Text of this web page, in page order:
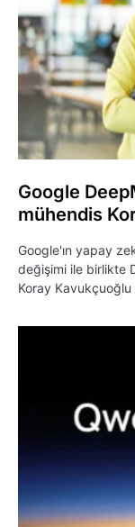
Google
mühendis
Google'ın yapay
değişimi ile birlikte
Koray Kavukçuoğlu